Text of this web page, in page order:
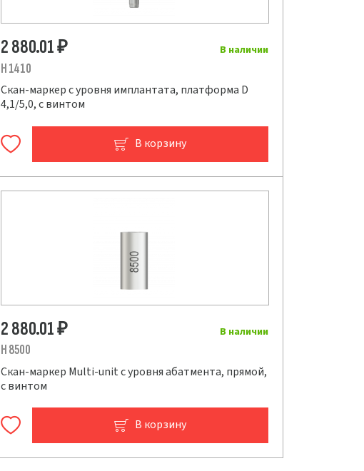
В наличии
2 880.01₽
H 1410
Скан-маркер с уровня имплантата, платформа D
4,1/5,0, с винтом
В корзину
В наличии
2 880.01₽
H 8500
Скан-маркер Multi-unit с уровня абатмента, прямой,
с винтом
В корзину